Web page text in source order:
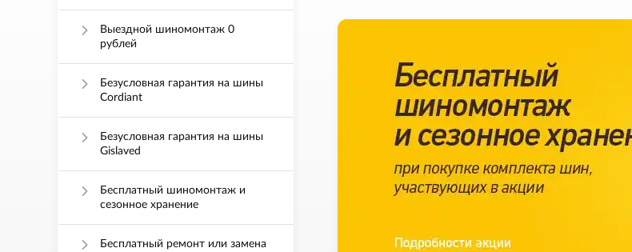
Выездной шиномонтаж 0
рублей
Безусловная гарантия на шины
Cordiant
Безусловная гарантия на шины
Gislaved
Бесплатный шиномонтаж и
сезонное хранение
Бесплатный ремонт или замена